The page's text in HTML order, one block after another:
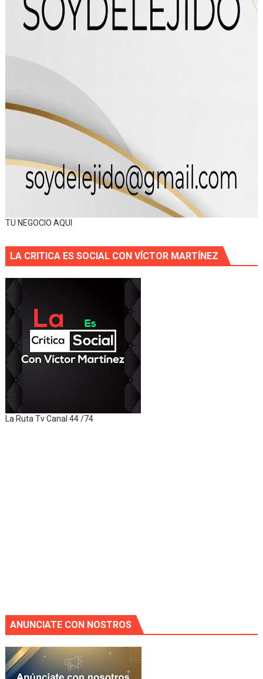
TU NEGOCIO AQUI
LA CRITICA ES SOCIAL CON VÍCTOR MARTÍNEZ
La Ruta Tv Canal 44 /74
ANUNCIATE CON NOSTROS